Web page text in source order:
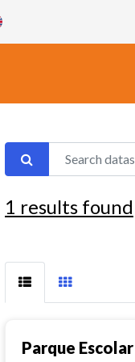
1 results found
Parque